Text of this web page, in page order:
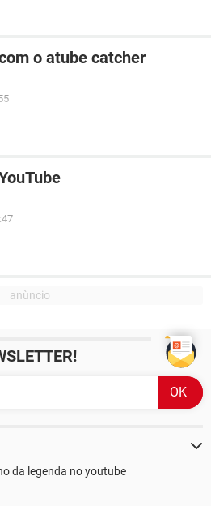
o atube catcher
da legenda no youtube